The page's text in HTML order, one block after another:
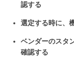
認する
選定する時に、
ベンダーのスタ
確認する